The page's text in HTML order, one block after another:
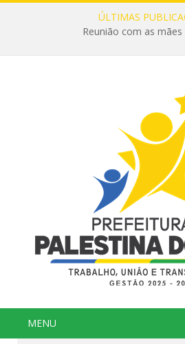
ÚLTIMAS
Reunião com as mães
MENU